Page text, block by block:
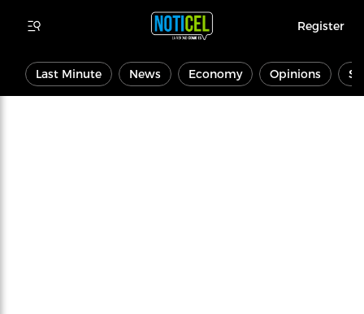
Register
Last Minute News Economy Opinions